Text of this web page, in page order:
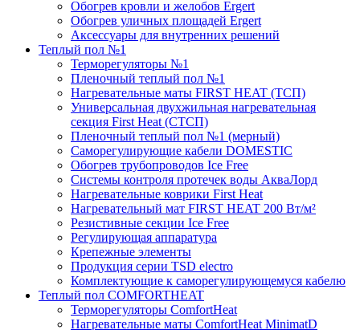
Обогрев кровли и желобов Ergert
Обогрев уличных площадей Ergert
Аксессуары для внутренних решений
Теплый пол №1
Терморегуляторы №1
Пленочный теплый пол №1
Нагревательные маты FIRST HEAT (ТСП)
Универсальная двухжильная нагревательная
секция First Heat (СТСП)
Пленочный теплый пол №1 (мерный)
Саморегулирующие кабели DOMESTIC
Обогрев трубопроводов Ice Free
Системы контроля протечек воды АкваЛорд
Нагревательные коврики First Heat
Нагревательный мат FIRST HEAT 200 Вт/м²
Резистивные секции Ice Free
Регулирующая аппаратура
Крепежные элементы
Продукция серии TSD electro
Комплектующие к саморегулирующемуся кабелю
Теплый пол COMFORTHEAT
Терморегуляторы ComfortHeat
Нагревательные маты ComfortHeat MinimatD